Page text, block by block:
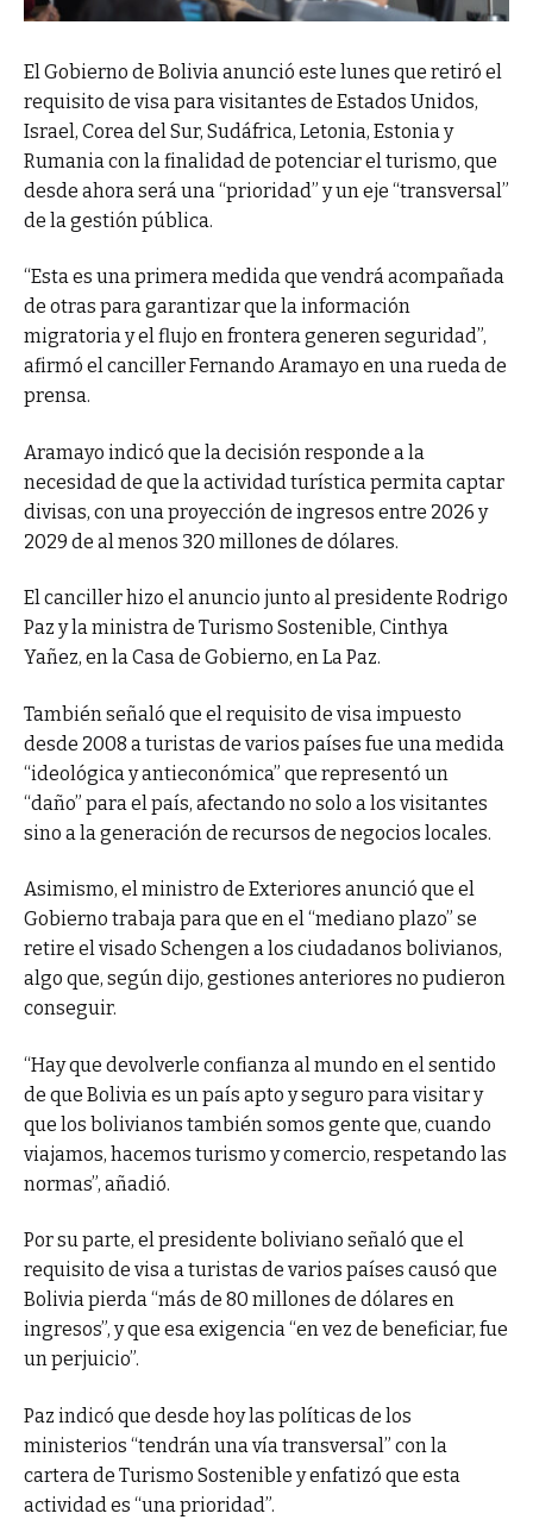
El Gobierno de Bolivia anunció este lunes que retiró el
requisito de visa para visitantes de Estados Unidos,
Israel, Corea del Sur, Sudáfrica, Letonia, Estonia y
Rumania con la finalidad de potenciar el turismo, que
desde ahora será una “prioridad” y un eje “transversal”
de la gestión pública.
“Esta es una primera medida que vendrá acompañada
de otras para garantizar que la información
migratoria y el flujo en frontera generen seguridad”,
afirmó el canciller Fernando Aramayo en una rueda de
prensa.
Aramayo indicó que la decisión responde a la
necesidad de que la actividad turística permita captar
divisas, con una proyección de ingresos entre 2026 y
2029 de al menos 320 millones de dólares.
El canciller hizo el anuncio junto al presidente Rodrigo
Paz y la ministra de Turismo Sostenible, Cinthya
Yañez, en la Casa de Gobierno, en La Paz.
También señaló que el requisito de visa impuesto
desde 2008 a turistas de varios países fue una medida
“ideológica y antieconómica” que representó un
“daño” para el país, afectando no solo a los visitantes
sino a la generación de recursos de negocios locales.
Asimismo, el ministro de Exteriores anunció que el
Gobierno trabaja para que en el “mediano plazo” se
retire el visado Schengen a los ciudadanos bolivianos,
algo que, según dijo, gestiones anteriores no pudieron
conseguir.
“Hay que devolverle confianza al mundo en el sentido
de que Bolivia es un país apto y seguro para visitar y
que los bolivianos también somos gente que, cuando
viajamos, hacemos turismo y comercio, respetando las
normas”, añadió.
Por su parte, el presidente boliviano señaló que el
requisito de visa a turistas de varios países causó que
Bolivia pierda “más de 80 millones de dólares en
ingresos”, y que esa exigencia “en vez de beneficiar, fue
un perjuicio”.
Paz indicó que desde hoy las políticas de los
ministerios “tendrán una vía transversal” con la
cartera de Turismo Sostenible y enfatizó que esta
actividad es “una prioridad”.